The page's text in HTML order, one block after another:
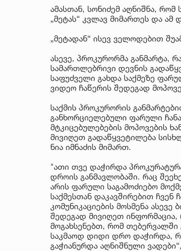
ამასთან, სონიძემ აღნიშნა,
„მეტას“ კვლავ მიმართეს და
„მეტადან“ ისევ ველოდებით
ასევე, პროკურორმა განმარტა,
სამართლებრივი დევნის
საფუძველი გახდა საქმეზე
ვიდეო ჩაწერის შედეგად
საქმის პროკურორის
განხორციელებული ფარული
მტკიცებულებების მოპოვების
მივიღეთ გადაწყვეტილება
ნია იმნაძის მიმართ.
"ათი თვე დაჭირდა
დროის განმავლობაში. რაც
არის ფარული საგამოძიებო
საქმესთან დაკავშირებით
კომუნიკაციების მოსმენა ასევე
შედეგად მივიღეთ
მოგახსენებთ, რომ თებერვალში
საკმაოდ დიდი დრო დაჭირდა,
გაჭიანურდა აღნიშნული